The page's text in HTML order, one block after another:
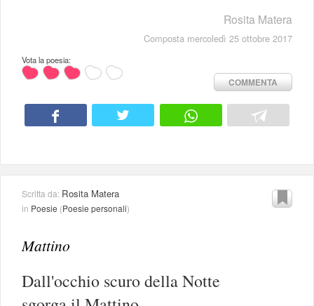
Rosita Matera
Composta mercoledì 25 ottobre 2017
Vota la poesia:
COMMENTA
Scritta da: Rosita Matera
in Poesie (Poesie personali)
Mattino
Dall'occhio scuro della Notte